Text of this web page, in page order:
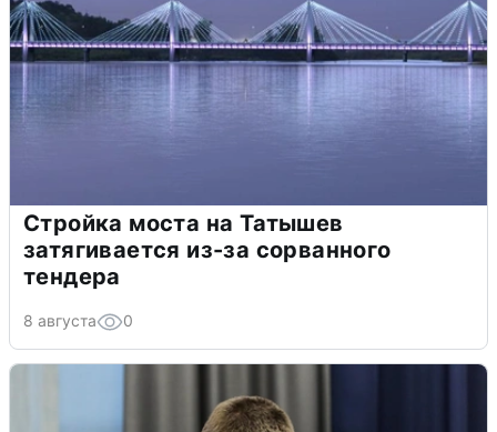
Стройка моста на Татышев
затягивается из-за сорванного
тендера
8 августа 0